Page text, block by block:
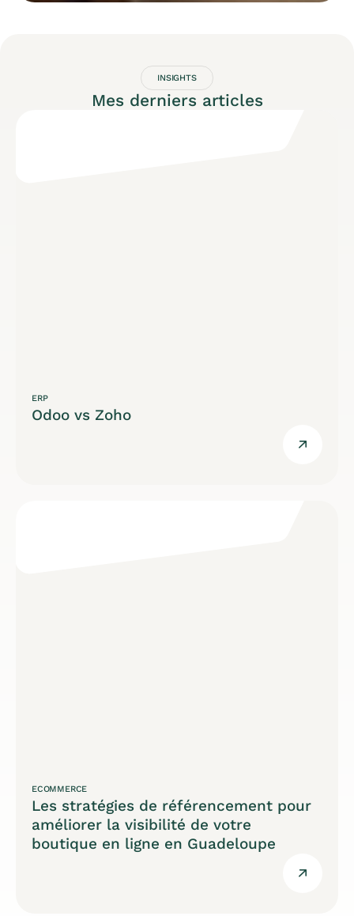
INSIGHTS
Mes derniers articles
ERP
Odoo vs Zoho
ECOMMERCE
Les stratégies de référencement pour
améliorer la visibilité de votre
boutique en ligne en Guadeloupe